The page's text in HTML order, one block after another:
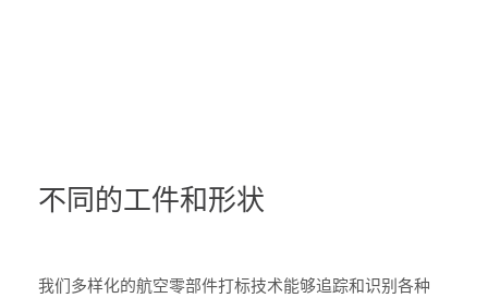
不同的工件和形状
我们多样化的航空零部件打标技术能够追踪和识别各种